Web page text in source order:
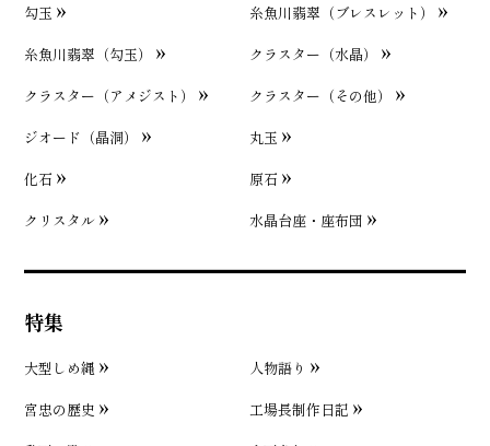
勾玉
糸魚川翡翠（ブレスレット）
糸魚川翡翠（勾玉）
クラスター（水晶）
クラスター（アメジスト）
クラスター（その他）
ジオード（晶洞）
丸玉
化石
原石
クリスタル
水晶台座・座布団
特集
大型しめ縄
人物語り
宮忠の歴史
工場長制作日記